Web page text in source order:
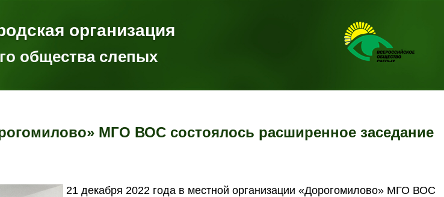
организация
общества слепых
МГО ВОС состоялось расширенное заседание
21 декабря 2022 года в местной организации «Дорогомилово» МГО ВОС